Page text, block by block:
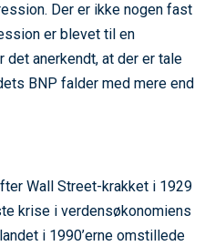
Der er ikke nogen fast
er blevet til en
anerkendt, at der er tale
BNP falder med mere end
Wall Street-krakket i 1929
krise i verdensøkonomiens
i 1990’erne omstillede